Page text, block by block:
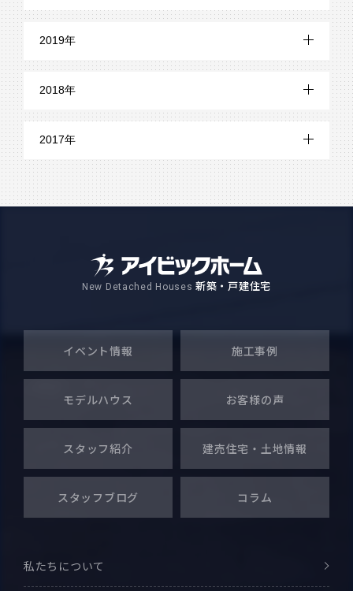
5月 (2)
4月 (3)
3月 (2)
2月 (2)
1月 (2)
7月 (6)
6月 (5)
5月 (7)
4月 (10)
3月 (10)
2月 (8)
7月 (8)
6月 (8)
5月 (6)
4月 (7)
3月 (5)
9月 (2)
7月 (4)
6月 (3)
5月 (8)
1月 (20)
11月 (21)
9月 (22)
7月 (19)
6月 (21)
2月 (21)
1月 (14)
12月 (15)
11月 (13)
9月 (21)
8月 (18)
3月 (23)
2月 (23)
1月 (19)
2019年
12月 (19)
11月 (21)
9月 (21)
5月 (20)
4月 (23)
3月 (23)
2月 (22)
1月 (23)
2018年
12月 (24)
11月 (29)
10月 (26)
6月 (11)
4月 (9)
3月 (8)
2月 (15)
2017年
12月 (13)
6月 (23)
4月 (5)
New Detached Houses 新築・戸建住宅
イベント情報 施工事例
モデルハウス お客様の声
スタッフ紹介 建売住宅・ 土地情報
スタッフブログ コラム
私たちについて